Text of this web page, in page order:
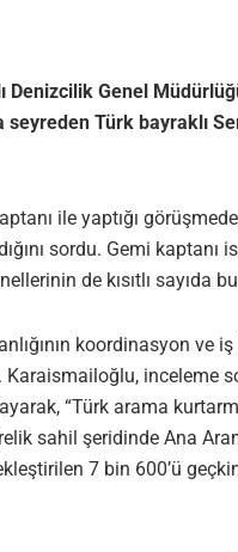
Denizcilik Genel
Türk bayraklı
ile yaptığı
sordu. Gemi kaptanı
de kısıtlı sayıda
koordinasyon ve
inceleme
“Türk arama
sahil şeridinde Ana
7 bin 600’ü